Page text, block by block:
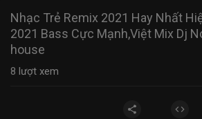
Nhạc Trẻ Remix 2021 Hay Nhất
2021 Bass Cực Mạnh,Việt Mix Dj
house
8 lượt xem